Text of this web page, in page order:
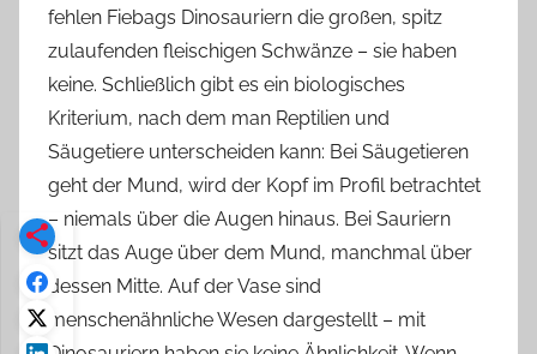
fehlen Fiebags Dinosauriern die großen, spitz
zulaufenden fleischigen Schwänze – sie haben
keine. Schließlich gibt es ein biologisches
Kriterium, nach dem man Reptilien und
Säugetiere unterscheiden kann: Bei Säugetieren
geht der Mund, wird der Kopf im Profil betrachtet
– niemals über die Augen hinaus. Bei Sauriern
sitzt das Auge über dem Mund, manchmal über
dessen Mitte. Auf der Vase sind
menschenähnliche Wesen dargestellt – mit